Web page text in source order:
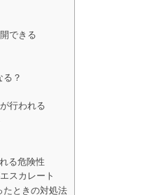
できる
？
行われる
る危険性
スカレート
たときの対処法